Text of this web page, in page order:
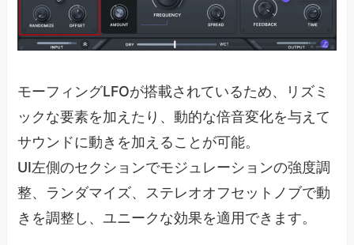
モーフィングLFOが搭載されているため、リズミ
ックな要素を加えたり、動的な倍音変化を与えて
サウンドに動きを加えることが可能。
UI左側のセクションでモジュレーションの強度調
整、ランダマイズ、ステレオオフセットノブで動
きを調整し、ユニークな効果を適用できます。